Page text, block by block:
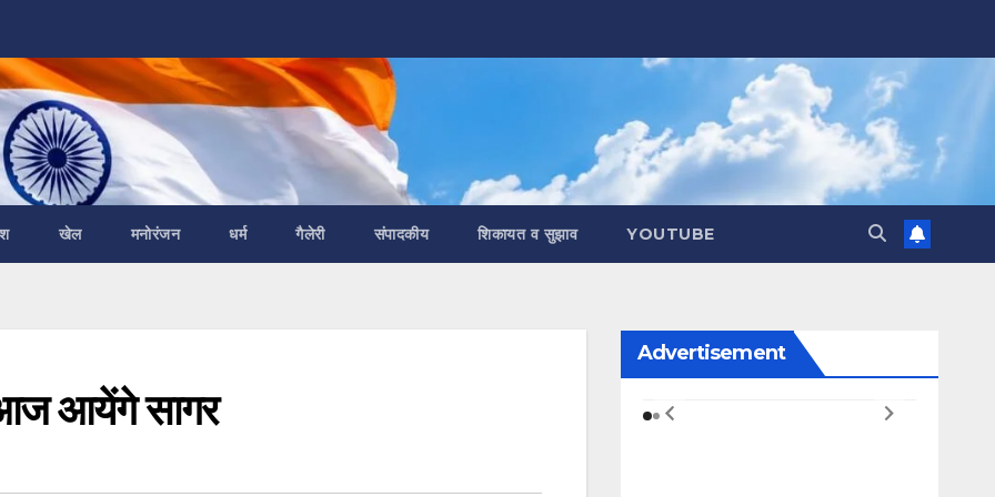
खेल मनोरंजन धर्म गैलेरी संपादकीय शिकायत व सुझाव YOUTUBE
आयेंगे सागर
Advertisement